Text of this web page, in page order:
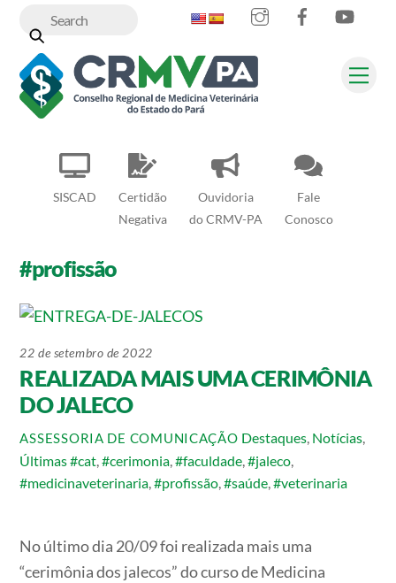
content
SISCAD
Certidão
Negativa
Ouvidoria
do CRMV-PA
Fale
Conosco
InstagramFacebook
#profissão
22 de setembro de 2022
REALIZADA MAIS UMA CERIMÔNIA
DO JALECO
ASSESSORIA DE COMUNICAÇÃO Destaques, Notícias,
Últimas#cat,#cerimonia,#faculdade,#jaleco,
#medicinaveterinaria,#profissão,#saúde,#veterinaria
No último dia 20/09 foi realizada mais uma
“cerimônia dos jalecos” do curso de Medicina